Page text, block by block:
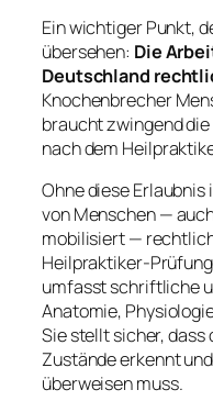
Ein wichtiger Punkt,
übersehen: Die
Deutschland
Knochenbrecher
braucht zwingend die
nach dem
Ohne diese
von Menschen —
mobilisiert —
Heilpraktiker-
umfasst schriftliche
Anatomie,
Sie stellt sicher,
Zustände erkennt
überweisen muss.